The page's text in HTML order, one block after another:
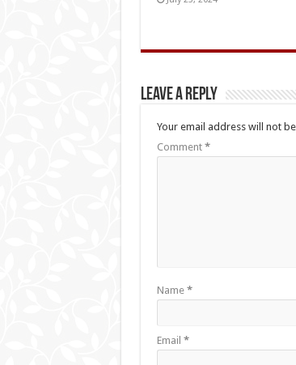
Leave a Reply
Your email address will not
Comment *
Name *
Email *